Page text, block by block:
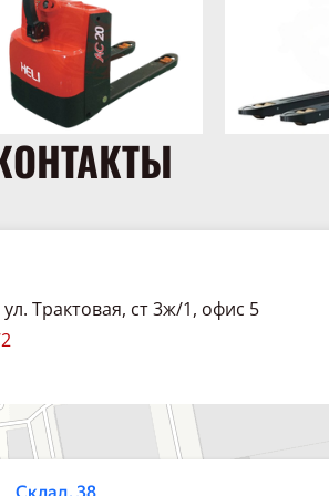
1800
Узнать цену
Трактовая, ст 3ж/1, офис 5